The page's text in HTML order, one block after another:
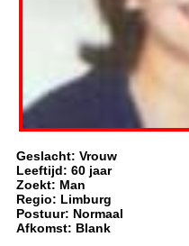
Geslacht: Vrouw
Leeftijd: 60 jaar
Zoekt: Man
Regio: Limburg
Postuur: Normaal
Afkomst: Blank